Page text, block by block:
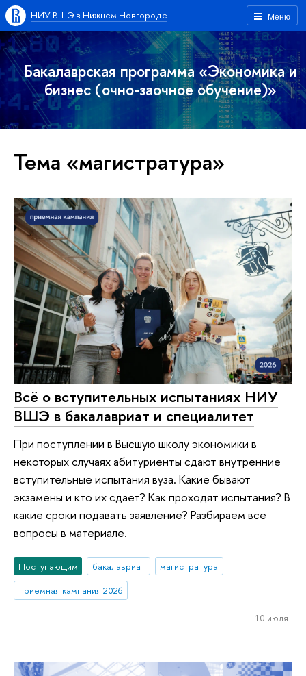
Меню
НИУ ВШЭ в Нижнем Новгороде
Бакалаврская программа «Экономика и
бизнес (очно-заочное обучение)»
Тема «магистратура»
Всё о вступительных испытаниях НИУ
ВШЭ в бакалавриат и специалитет
При поступлении в Высшую школу экономики в
некоторых случаях абитуриенты сдают внутренние
вступительные испытания вуза. Какие бывают
экзамены и кто их сдает? Как проходят испытания? В
какие сроки подавать заявление? Разбираем все
вопросы в материале.
Поступающим бакалавриат
магистратура
приемная кампания 2026
10 июля